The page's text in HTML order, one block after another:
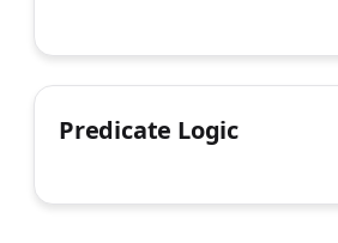
Predicate Logic